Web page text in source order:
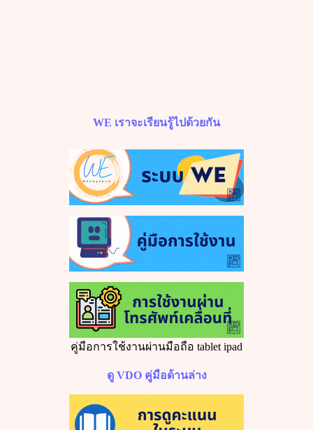
WE เราจะเรียนรู้ไปด้วยกัน
คู่มือการใช้งานผ่านมือถือ tablet ipad
ดู VDO คู่มือด้านล่าง